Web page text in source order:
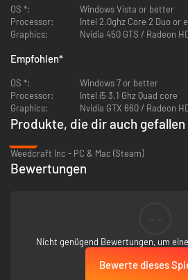
wenn das Ungeheuer sie ihm gewährt. Diese
gewaltigen Meeres führen an den
Wohlstand, doch sie meiden die hohe See,
OS *:
Windows Vista or better
Processor:
Intel 2.0ghz Core 2 Duo or
Graphics:
Nvidia 450 GTS / Radeon
Empfohlen*
OS *:
Windows 7 or better
Processor:
Intel i5 3.1 Ghz Quad core
Graphics:
Nvidia GTX 660 / Radeon
Produkte, die dir auch gefallen
Weedcraft Inc - PC & Mac (Steam)
Bewertungen
Nicht genügend Bewertungen, um
Bewerte dieses